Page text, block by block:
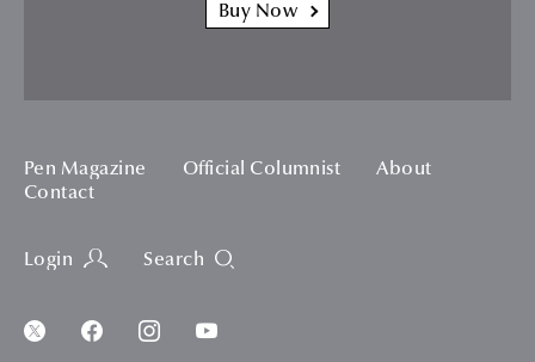
Buy Now
Pen Magazine Official Columnist
About
Contact
Login Search